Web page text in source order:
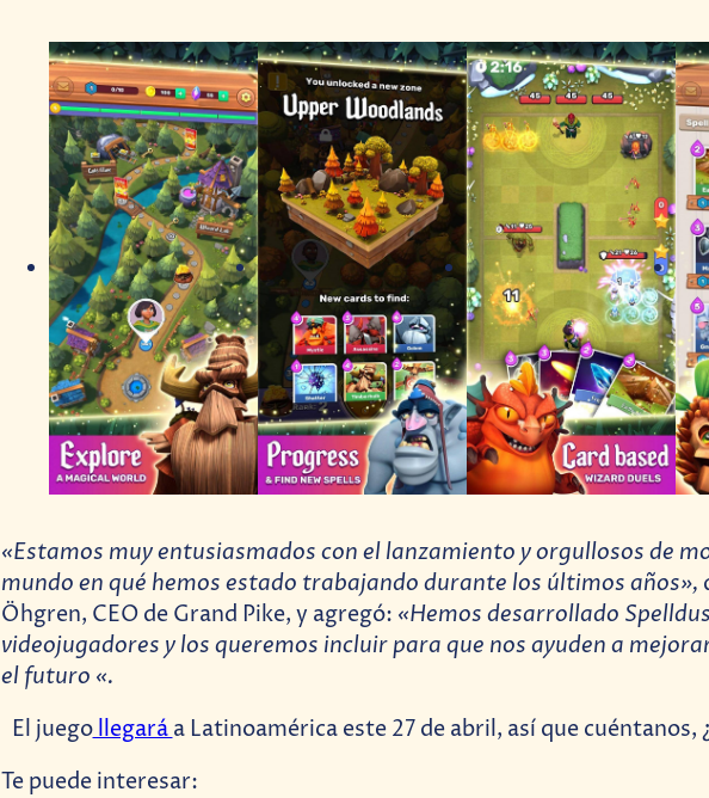
«Estamos muy entusiasmados con el lanzamiento y orgullosos de
mundo en qué hemos estado trabajando durante los últimos años»,
Öhgren, CEO de Grand Pike, y agregó: «Hemos desarrollado
videojugadores y los queremos incluir para que nos ayuden a
el futuro «.
El juegollegaráa Latinoamérica este 27 de abril, así que cuéntanos,
Te puede interesar: